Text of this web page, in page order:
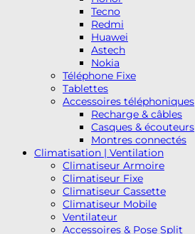
Tecno
Redmi
Huawei
Astech
Nokia
Téléphone Fixe
Tablettes
Accessoires téléphoniques
Recharge & câbles
Casques & écouteurs
Montres connectés
Climatisation | Ventilation
Climatiseur Armoire
Climatiseur Fixe
Climatiseur Cassette
Climatiseur Mobile
Ventilateur
Accessoires & Pose Split